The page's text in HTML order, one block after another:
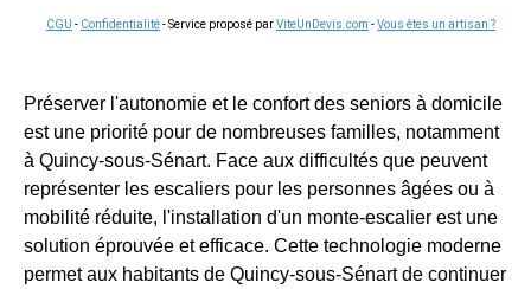
CGU - Confidentialité- Service proposé parViteUnDevis.com -Vous êtes un artisan ?
Préserver l'autonomie et le confort des seniors à domicile
est une priorité pour de nombreuses familles, notamment
à Quincy-sous-Sénart. Face aux difficultés que peuvent
représenter les escaliers pour les personnes âgées ou à
mobilité réduite, l'installation d'un monte-escalier est une
solution éprouvée et efficace. Cette technologie moderne
permet aux habitants de Quincy-sous-Sénart de continuer